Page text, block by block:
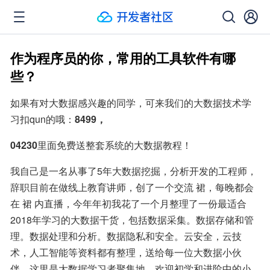
作为程序员的你，常用的工具软件有哪
些？
如果有对大数据感兴趣的同学，可来我们的大数据技术学
习扣qun的哦： 8499，
04230里面免费送整套系统的大数据教程！
我自己是一名从事了5年大数据挖掘，分析开发的工程师，
辞职目前在做线上教育讲师，创了一个交流 裙，每晚都会
在 裙 内直播，今年年初我花了一个月整理了一份最适合
2018年学习的大数据干货，包括数据采集。数据存储和管
理。数据处理和分析。数据隐私和安全。云安全，云技
术，人工智能等资料都有整理，送给每一位大数据小伙